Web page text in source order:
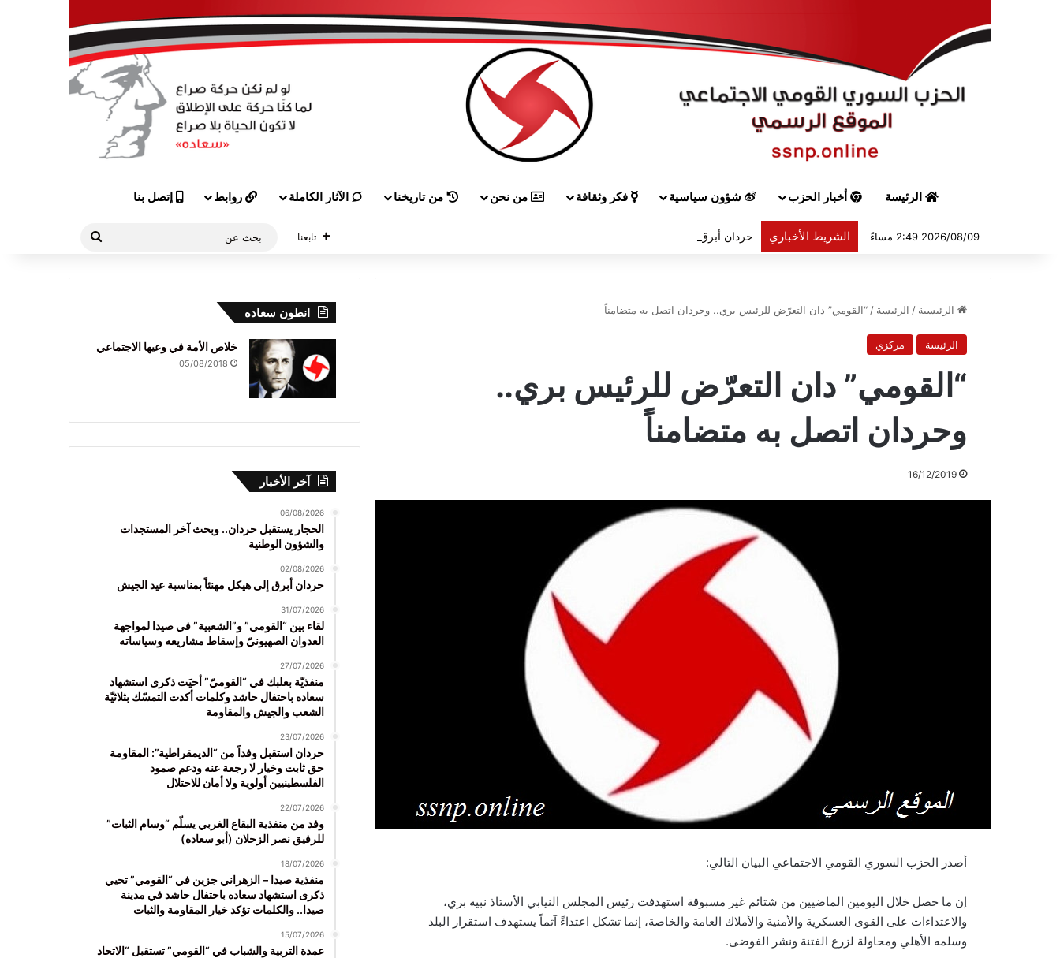
الرئيسة أخبار الحزب شؤون سياسية فكر وثقافة من نحن من تاريخنا الآثار الكاملة روابط إتصل بنا
2026/08/09 2:49 مساءً الشريط الأخباري حردان أبرق إلى هيكل مهنئاً بمناسبة عيد الجيش تابعنا
الرئيسية / الرئيسة / “القومي” دان التعرّض للرئيس بري.. وحردان اتصل به متضامناً
الرئيسة مركزي
“القومي” دان التعرّض للرئيس بري..
وحردان اتصل به متضامناً
16/12/2019
أصدر الحزب السوري القومي الاجتماعي البيان التالي:
إن ما حصل خلال اليومين الماضيين من شتائم غير مسبوقة استهدفت رئيس المجلس النيابي الأستاذ نبيه بري،
والاعتداءات على القوى العسكرية والأمنية والأملاك العامة والخاصة، إنما تشكل اعتداءً آثماً يستهدف استقرار البلد
وسلمه الأهلي ومحاولة لزرع الفتنة ونشر الفوضى.
انطون سعاده
خلاص الأمة في وعيها الاجتماعي
05/08/2018
آخر الأخبار
06/08/2026
الحجار يستقبل حردان.. وبحث آخر المستجدات
والشؤون الوطنية
02/08/2026
حردان أبرق إلى هيكل مهنئاً بمناسبة عيد الجيش
31/07/2026
لقاء بين “القومي” و”الشعبية” في صيدا لمواجهة
العدوان الصهيونيّ وإسقاط مشاريعه وسياساته
27/07/2026
منفذيّة بعلبك في “القوميّ” أحيَت ذكرى استشهاد
سعاده باحتفال حاشد وكلمات أكدت التمسّك بثلاثيّة
الشعب والجيش والمقاومة
23/07/2026
حردان استقبل وفداً من “الديمقراطية”: المقاومة
حق ثابت وخيار لا رجعة عنه ودعم صمود
الفلسطينيين أولوية ولا أمان للاحتلال
22/07/2026
وفد من منفذية البقاع الغربي يسلّم “وسام الثبات”
للرفيق نصر الزحلان (أبو سعاده)
18/07/2026
منفذية صيدا – الزهراني جزين في “القومي” تحيي
ذكرى استشهاد سعاده باحتفال حاشد في مدينة
صيدا.. والكلمات تؤكد خيار المقاومة والثبات
15/07/2026
عمدة التربية والشباب في “القومي” تستقبل “الاتحاد